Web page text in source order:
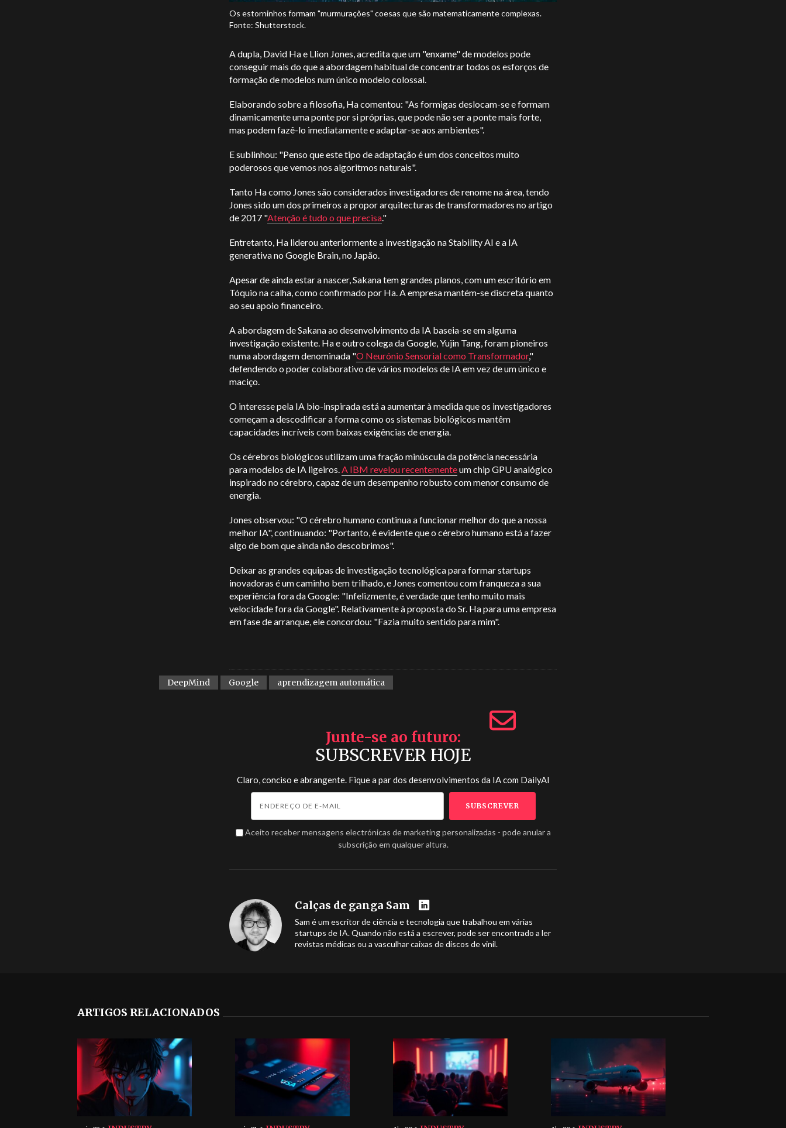
Os estorninhos formam "murmurações" coesas que são matematicamente complexas.
Fonte: Shutterstock.
A dupla, David Ha e Llion Jones, acredita que um "enxame" de modelos pode
conseguir mais do que a abordagem habitual de concentrar todos os esforços de
formação de modelos num único modelo colossal.
Elaborando sobre a filosofia, Ha comentou: "As formigas deslocam-se e formam
dinamicamente uma ponte por si próprias, que pode não ser a ponte mais forte,
mas podem fazê-lo imediatamente e adaptar-se aos ambientes".
E sublinhou: "Penso que este tipo de adaptação é um dos conceitos muito
poderosos que vemos nos algoritmos naturais".
Tanto Ha como Jones são considerados investigadores de renome na área, tendo
Jones sido um dos primeiros a propor arquitecturas de transformadores no artigo
de 2017 "Atenção é tudo o que precisa."
Entretanto, Ha liderou anteriormente a investigação na Stability AI e a IA
generativa no Google Brain, no Japão.
Apesar de ainda estar a nascer, Sakana tem grandes planos, com um escritório em
Tóquio na calha, como confirmado por Ha. A empresa mantém-se discreta quanto
ao seu apoio financeiro.
A abordagem de Sakana ao desenvolvimento da IA baseia-se em alguma
investigação existente. Ha e outro colega da Google, Yujin Tang, foram pioneiros
numa abordagem denominada "O Neurónio Sensorial como Transformador,"
defendendo o poder colaborativo de vários modelos de IA em vez de um único e
maciço.
O interesse pela IA bio-inspirada está a aumentar à medida que os investigadores
começam a descodificar a forma como os sistemas biológicos mantêm
capacidades incríveis com baixas exigências de energia.
Os cérebros biológicos utilizam uma fração minúscula da potência necessária
para modelos de IA ligeiros. A IBM revelou recentementeum chip GPU analógico
inspirado no cérebro, capaz de um desempenho robusto com menor consumo de
energia.
Jones observou: "O cérebro humano continua a funcionar melhor do que a nossa
melhor IA", continuando: "Portanto, é evidente que o cérebro humano está a fazer
algo de bom que ainda não descobrimos".
Deixar as grandes equipas de investigação tecnológica para formar startups
inovadoras é um caminho bem trilhado, e Jones comentou com franqueza a sua
experiência fora da Google: "Infelizmente, é verdade que tenho muito mais
velocidade fora da Google". Relativamente à proposta do Sr. Ha para uma empresa
em fase de arranque, ele concordou: "Fazia muito sentido para mim".
DeepMind Google aprendizagem automática
Junte-se ao futuro
SUBSCREVER HOJE
Claro, conciso e abrangente. Fique a par dos desenvolvimentos da IA com DailyAI
Aceito receber mensagens electrónicas de marketing personalizadas - pode anular a
subscrição em qualquer altura.
Calças de ganga Sam
Sam é um escritor de ciência e tecnologia que trabalhou em várias
startups de IA. Quando não está a escrever, pode ser encontrado a ler
revistas médicas ou a vasculhar caixas de discos de vinil.
ARTIGOS RELACIONADOS